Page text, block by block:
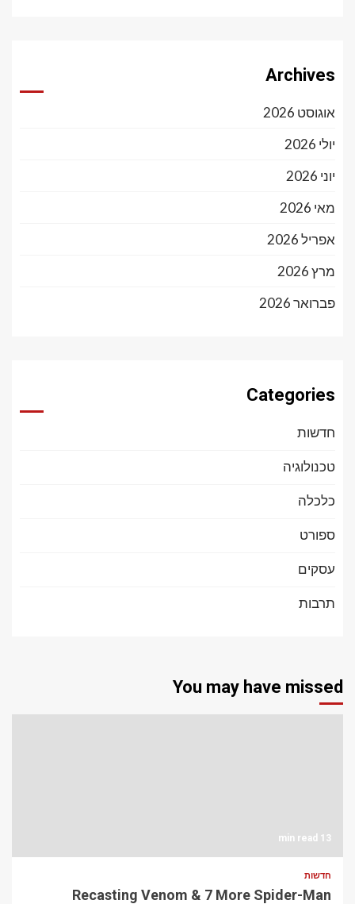
Archives
אוגוסט 2026
יולי 2026
יוני 2026
מאי 2026
אפריל 2026
מרץ 2026
פברואר 2026
Categories
חדשות
טכנולוגיה
כלכלה
ספורט
עסקים
תרבות
You may have missed
13 min read
חדשות
Recasting Venom & 7 More Spider-Man